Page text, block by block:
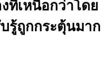
ที่เหนือกว่าโดย
รู้ถูกกระตุ้นมาก